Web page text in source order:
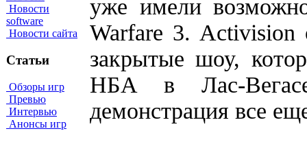
Новости
software
Новости сайта
Статьи
Обзоры игр
Превью
Интервью
Анонсы игр
уже имели
Warfare 3. Activision
закрытые шоу,
НБА в Лас-
демонстрация все